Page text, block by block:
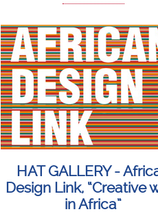
HAT GALLERY -
Design Link, “Creative
in Africa”